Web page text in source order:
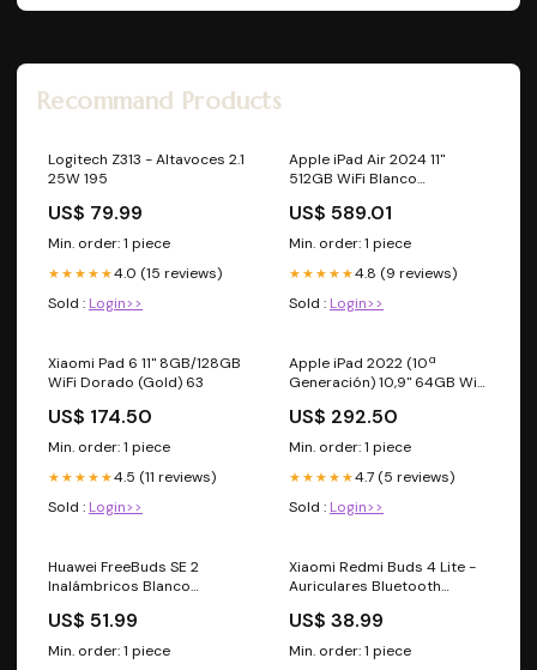
Recommand Products
Logitech Z313 - Altavoces 2.1
25W 195
US$ 79.99
Min. order: 1 piece
★★★★★4.0 (15 reviews)
Sold : Login>>
Apple iPad Air 2024 11"
512GB WiFi Blanco
US$ 589.01
Min. order: 1 piece
★★★★★4.8 (9 reviews)
Sold : Login>>
Xiaomi Pad 6 11" 8GB/128GB
WiFi Dorado (Gold) 63
US$ 174.50
Min. order: 1 piece
★★★★★4.5 (11 reviews)
Sold : Login>>
Apple iPad 2022 (10ª
Generación) 10,9" 64GB Wi-
US$ 292.50
Min. order: 1 piece
★★★★★4.7 (5 reviews)
Sold : Login>>
Huawei FreeBuds SE 2
Inalámbricos Blanco
US$ 51.99
Min. order: 1 piece
Xiaomi Redmi Buds 4 Lite -
Auriculares Bluetooth
Tipo_Móviles libres
US$ 38.99
Min. order: 1 piece